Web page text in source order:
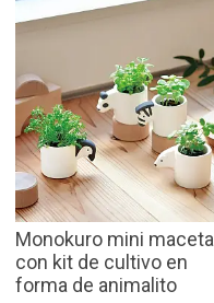
Monokuro mini maceta
con kit de cultivo en
forma de animalito